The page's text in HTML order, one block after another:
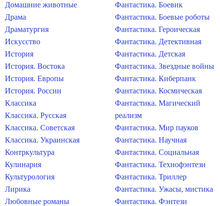
Домашние животные
Драма
Драматургия
Искусство
История
История. Востока
История. Европы
История. России
Классика
Классика. Русская
Классика. Советская
Классика. Украинская
Контркультура
Кулинария
Культурология
Лирика
Любовные романы
Фантастика. Боевик
Фантастика. Боевые роботы
Фантастика. Героическая
Фантастика. Детективная
Фантастика. Детская
Фантастика. Звездные войны
Фантастика. Киберпанк
Фантастика. Космическая
Фантастика. Магический
реализм
Фантастика. Мир пауков
Фантастика. Научная
Фантастика. Социальная
Фантастика. Технофэнтези
Фантастика. Триллер
Фантастика. Ужасы, мистика
Фантастика. Фэнтези